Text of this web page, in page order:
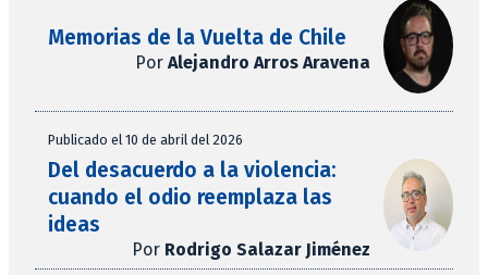
Memorias de la Vuelta de Chile
Por Alejandro Arros Aravena
Publicado el 10 de abril del 2026
Del desacuerdo a la violencia:
cuando el odio reemplaza las
ideas
Por Rodrigo Salazar Jiménez